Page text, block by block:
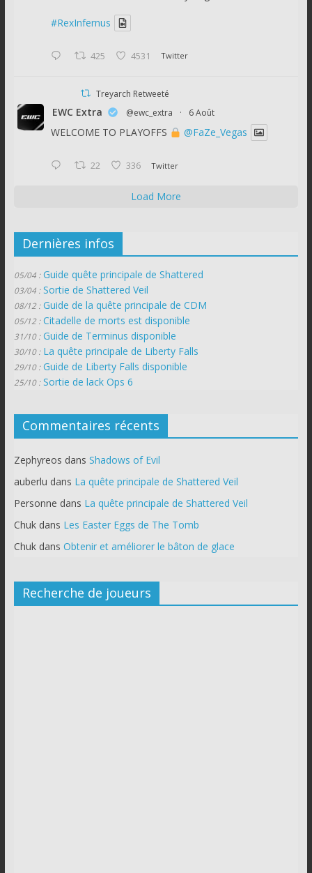
#RexInfernus
425 4531 Twitter
Treyarch Retweeté
EWC Extra @ewc_extra · 6 Août
WELCOME TO PLAYOFFS @FaZe_Vegas
22 336 Twitter
Load More
Dernières infos
05/04 : Guide quête principale de Shattered
03/04 : Sortie de Shattered Veil
08/12 : Guide de la quête principale de CDM
05/12 : Citadelle de morts est disponible
31/10 : Guide de Terminus disponible
30/10 : La quête principale de Liberty Falls
29/10 : Guide de Liberty Falls disponible
25/10 : Sortie de lack Ops 6
Commentaires récents
Zephyreos dans Shadows of Evil
auberlu dans La quête principale de Shattered Veil
Personne dans La quête principale de Shattered Veil
Chukdans Les Easter Eggs de The Tomb
Chukdans Obtenir et améliorer le bâton de glace
Recherche de joueurs